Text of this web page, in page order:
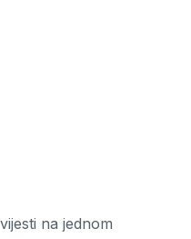
na jednom